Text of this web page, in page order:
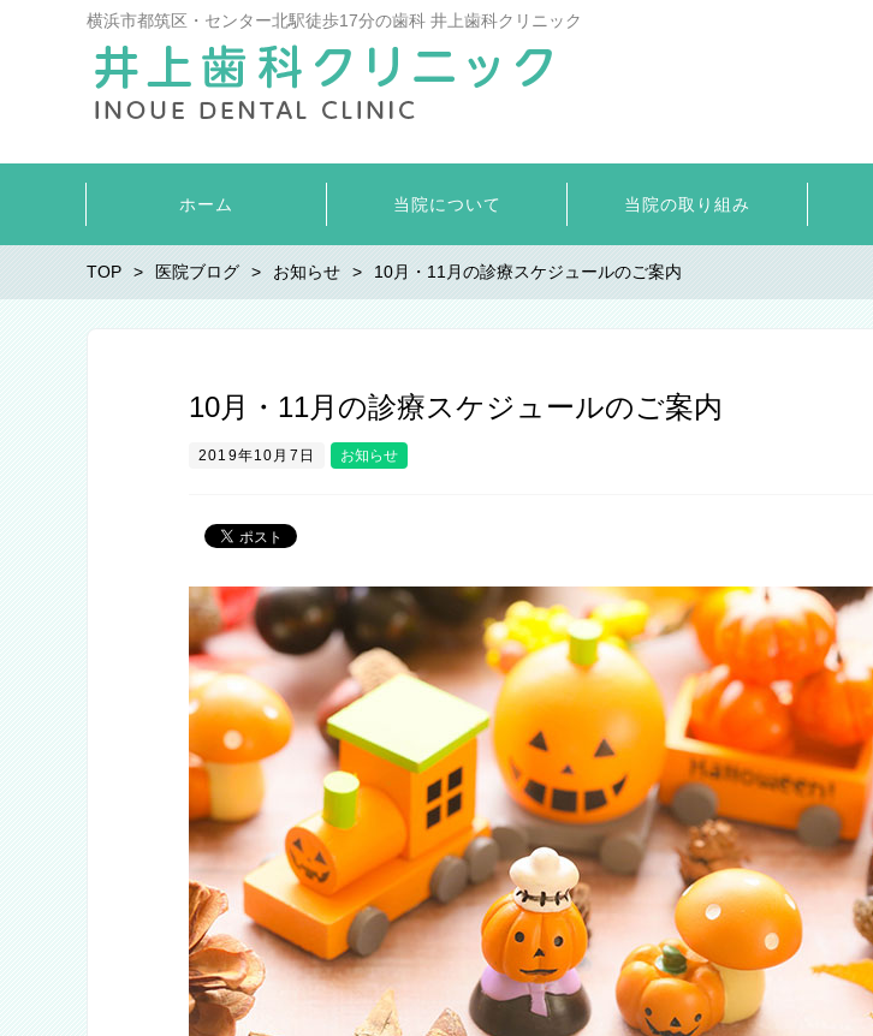
横浜市都筑区・センター北駅徒歩17分の歯科 井上歯科クリニック
ホーム 当院について 当院の取り組み
TOP 医院ブログ お知らせ 10月・11月の診療スケジュールのご案内
10月・11月の診療スケジュールのご案内
2019年10月7日 お知らせ